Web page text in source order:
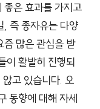
좋은 효과를 가지고
, 즉 종자유는 다양
즘 많은 관심을 받
이 활발히 진행되
고 있습니다. 오
동향에 대해 자세